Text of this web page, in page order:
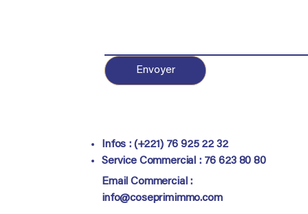
Envoyer
Infos : (+221) 76 925 22 32
Service Commercial : 76 623 80 80
Email Commercial :
info@coseprimimmo.com